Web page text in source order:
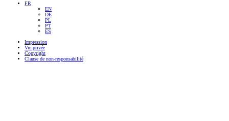
FR
EN
DE
PL
PT
ES
Impression
Vie privée
Copyright
Clause de non-responsabilité